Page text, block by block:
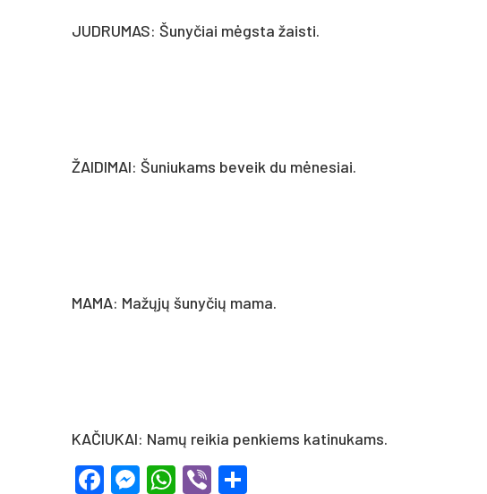
JUDRUMAS: Šunyčiai mėgsta žaisti.
ŽAIDIMAI: Šuniukams beveik du mėnesiai.
MAMA: Mažųjų šunyčių mama.
KAČIUKAI: Namų reikia penkiems katinukams.
Facebook
Messenger
WhatsApp
Viber